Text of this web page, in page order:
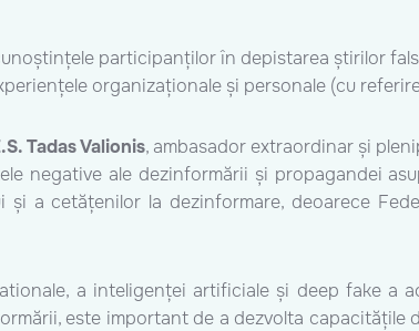
participanților în depistarea știrilor
organizaționale și personale (cu
Tadas Valionis, ambasador extraordinar și
negative ale dezinformării și propagandei
a cetățenilor la dezinformare, deoarece
a inteligenței artificiale și deep fake a
este important de a dezvolta